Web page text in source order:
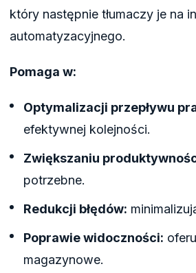
który następnie tłumaczy je na
automatyzacyjnego.
Pomaga w:
Optymalizacji przepływu
efektywnej kolejności.
Zwiększaniu
potrzebne.
Redukcji błędów:
Poprawie widoczności:
magazynowe.